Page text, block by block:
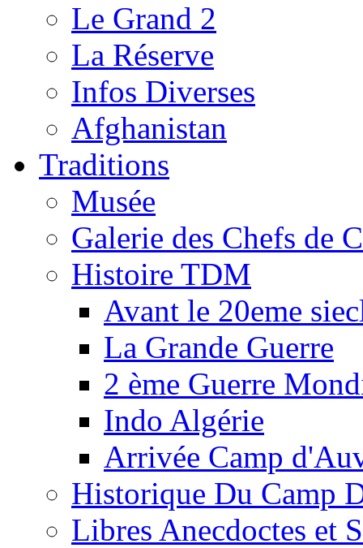
Le Grand 2
La Réserve
Infos Diverses
Afghanistan
Traditions
Musée
Galerie des Chefs de
Histoire TDM
Avant le 20eme
La Grande Guerre
2 ème Guerre
Indo Algérie
Arrivée Camp
Historique Du Camp
Libres Anecdoctes et